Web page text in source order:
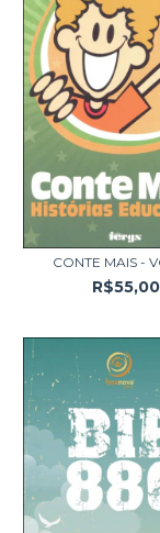
CONTE MAIS -
R$55,00